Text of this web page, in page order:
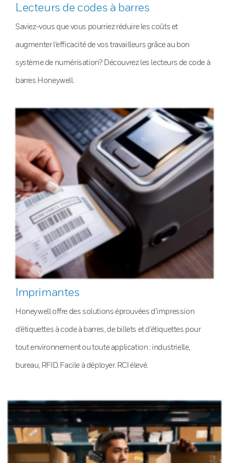
Lecteurs de codes à barres
Saviez-vous que vous pourriez réduire les coûts et
augmenter l’efficacité de vos travailleurs grâce au bon
système de numérisation? Découvrez les lecteurs de code à
barres Honeywell.
Imprimantes
Honeywell offre des solutions éprouvées d’impression
d’étiquettes à code à barres, de billets et d’étiquettes pour
tout environnement ou toute application : industrielle,
bureau, RFID. Facile à déployer. RCI élevé.